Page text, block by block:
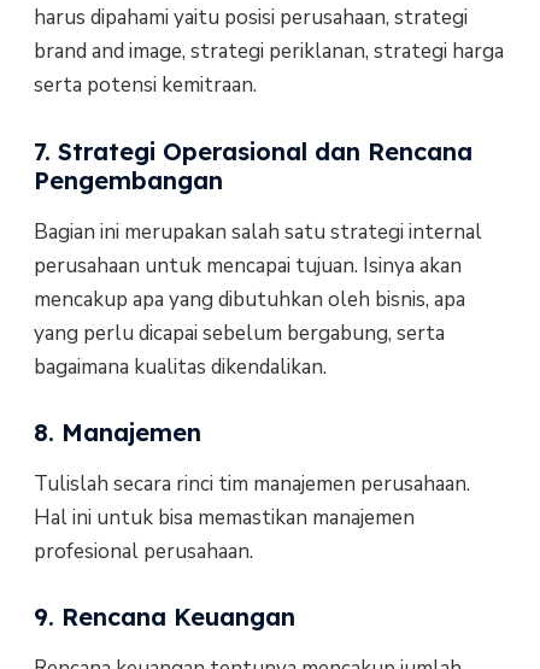
harus dipahami yaitu posisi perusahaan, strategi
brand and image, strategi periklanan, strategi harga
serta potensi kemitraan.
7. Strategi Operasional dan Rencana
Pengembangan
Bagian ini merupakan salah satu strategi internal
perusahaan untuk mencapai tujuan. Isinya akan
mencakup apa yang dibutuhkan oleh bisnis, apa
yang perlu dicapai sebelum bergabung, serta
bagaimana kualitas dikendalikan.
8. Manajemen
Tulislah secara rinci tim manajemen perusahaan.
Hal ini untuk bisa memastikan manajemen
profesional perusahaan.
9. Rencana Keuangan